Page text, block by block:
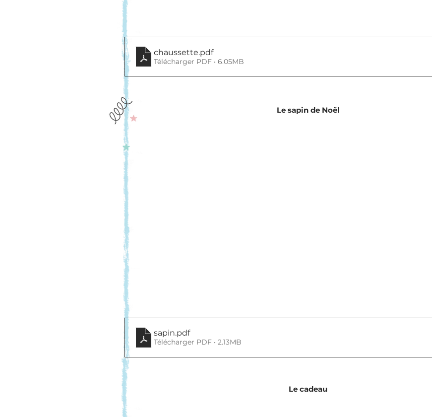
chaussette.pdf
Télécharger PDF • 6.05MB
Le sapin de Noël
sapin.pdf
Télécharger PDF • 2.13MB
Le cadeau